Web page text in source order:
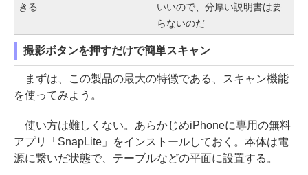
きる
いいので、分厚い説明書は要
らないのだ
撮影ボタンを押すだけで簡単スキャン
まずは、この製品の最大の特徴である、スキャン機能
を使ってみよう。
使い方は難しくない。あらかじめiPhoneに専用の無料
アプリ「SnapLite」をインストールしておく。本体は電
源に繋いだ状態で、テーブルなどの平面に設置する。